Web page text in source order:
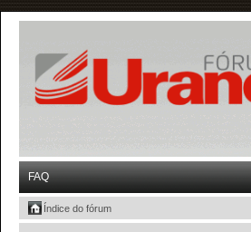
FAQ
Índice do fórum